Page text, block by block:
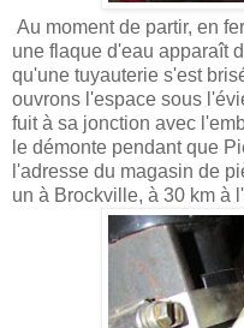
Au moment de partir, en
une flaque d'eau apparaît
qu'une tuyauterie s'est
ouvrons l'espace sous
fuit à sa jonction avec
le démonte pendant que
l'adresse du magasin de
un à Brockville, à 30 km à